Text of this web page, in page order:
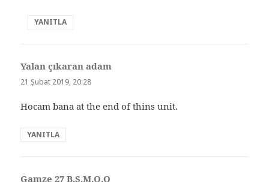
YANITLA
Yalan çıkaran adam
21 Şubat 2019, 20:28
Hocam bana at the end of thins unit.
YANITLA
Gamze 27 B.S.M.O.O